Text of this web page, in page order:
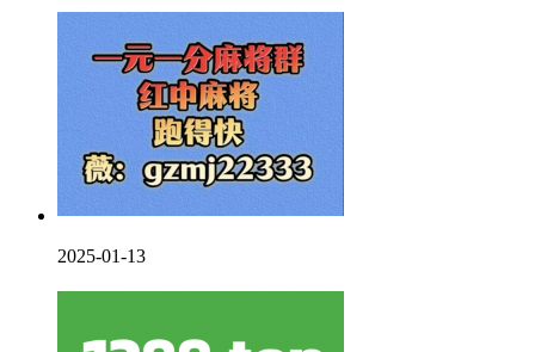
2025-01-13